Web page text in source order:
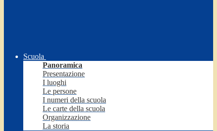
Scuola
Panoramica
Presentazione
I luoghi
Le persone
I numeri della scuola
Le carte della scuola
Organizzazione
La storia